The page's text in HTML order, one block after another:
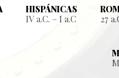
HISPÁNICAS
IV a.C. – I a.C 27